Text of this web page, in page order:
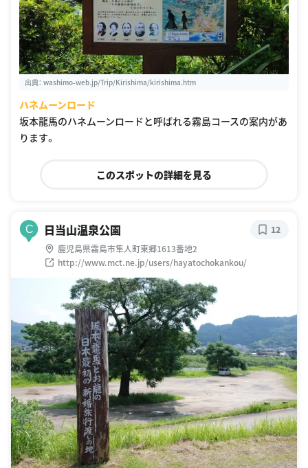
出典： washimo-web.jp/Trip/Kirishima/kirishima.htm
ハネムーンロード
坂本龍馬のハネムーンロードと呼ばれる霧島コースの案内があ
ります。
このスポットの詳細を見る
C 日当山温泉公園
鹿児島県霧島市隼人町東郷1613番地2
http://www.mct.ne.jp/users/hayatochokankou/
12